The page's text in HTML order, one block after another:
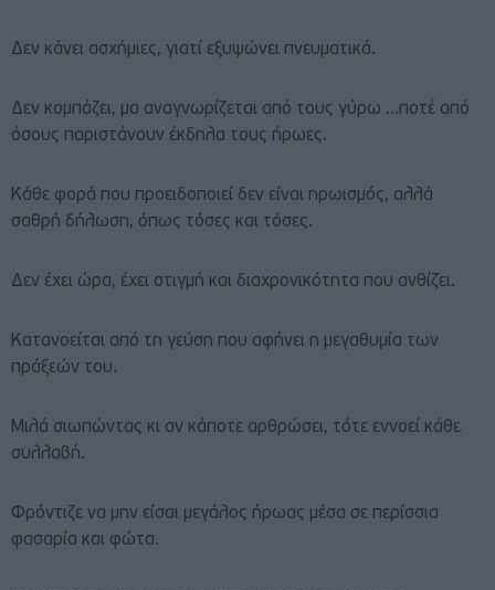
Δεν κάνει ασχήμιες, γιατί εξυψώνει πνευματικά.
Δεν κομπάζει, μα αναγνωρίζεται από τους γύρω …ποτέ από
όσους παριστάνουν έκδηλα τους ήρωες.
Κάθε φορά που προειδοποιεί δεν είναι ηρωισμός, αλλά
σαθρή δήλωση, όπως τόσες και τόσες.
Δεν έχει ώρα, έχει στιγμή και διαχρονικότητα που ανθίζει.
Κατανοείται από τη γεύση που αφήνει η μεγαθυμία των
πράξεών του.
Μιλά σιωπώντας κι αν κάποτε αρθρώσει, τότε εννοεί κάθε
συλλαβή.
Φρόντιζε να μην είσαι μεγάλος ήρωας μέσα σε περίσσια
φασαρία και φώτα.